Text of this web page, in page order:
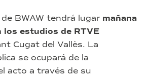
BWAW tendrá lugar mañana
los estudios de RTVE
Cugat del Vallès. La
se ocupará de la
acto a través de su